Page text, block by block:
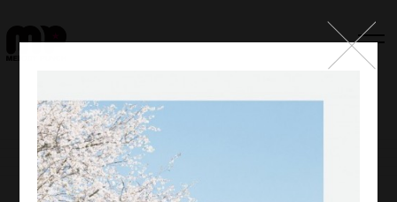
Top
Works
Label